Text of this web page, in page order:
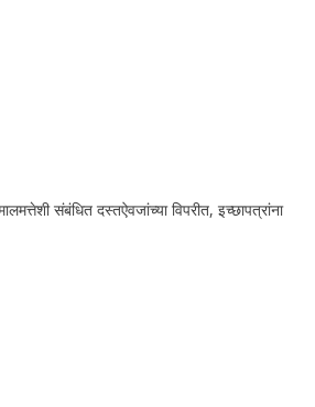
संबंधित दस्तऐवजांच्या विपरीत, इच्छापत्रांना